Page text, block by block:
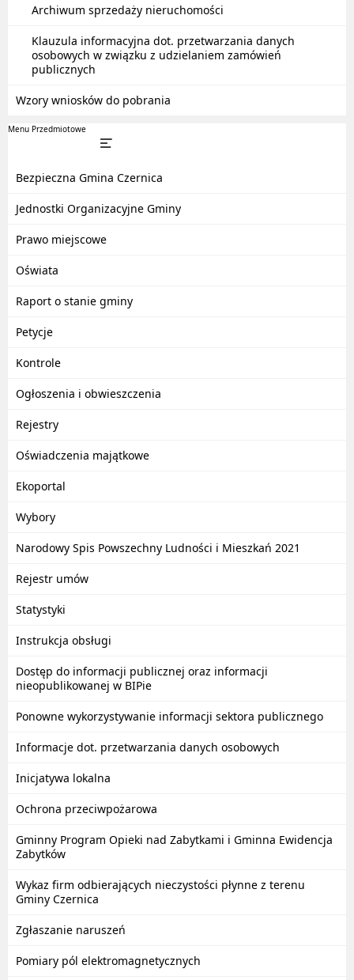
Archiwum sprzedaży nieruchomości
Klauzula informacyjna dot. przetwarzania danych
osobowych w związku z udzielaniem zamówień
publicznych
Wzory wniosków do pobrania
Menu Przedmiotowe
Bezpieczna Gmina Czernica
Jednostki Organizacyjne Gminy
Prawo miejscowe
Oświata
Raport o stanie gminy
Petycje
Kontrole
Ogłoszenia i obwieszczenia
Rejestry
Oświadczenia majątkowe
Ekoportal
Wybory
Narodowy Spis Powszechny Ludności i Mieszkań 2021
Rejestr umów
Statystyki
Instrukcja obsługi
Dostęp do informacji publicznej oraz informacji
nieopublikowanej w BIPie
Ponowne wykorzystywanie informacji sektora publicznego
Informacje dot. przetwarzania danych osobowych
Inicjatywa lokalna
Ochrona przeciwpożarowa
Gminny Program Opieki nad Zabytkami i Gminna Ewidencja
Zabytków
Wykaz firm odbierających nieczystości płynne z terenu
Gminy Czernica
Zgłaszanie naruszeń
Pomiary pól elektromagnetycznych